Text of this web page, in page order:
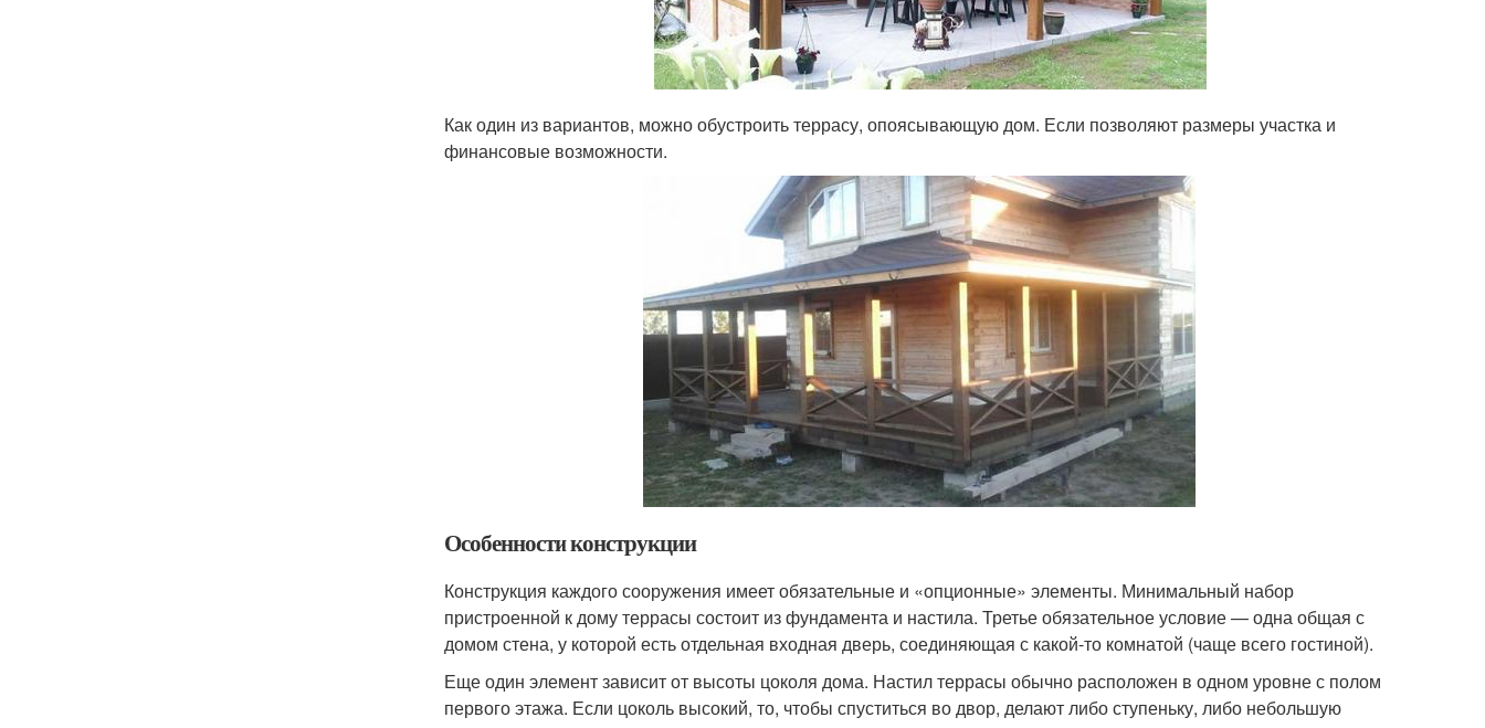
Как один из вариантов, можно обустроить террасу, опоясывающую дом. Если позволяют размеры участка и
финансовые возможности.
Особенности конструкции
Конструкция каждого сооружения имеет обязательные и «опционные» элементы. Минимальный набор
пристроенной к дому террасы состоит из фундамента и настила. Третье обязательное условие — одна общая с
домом стена, у которой есть отдельная входная дверь, соединяющая с какой-то комнатой (чаще всего гостиной).
Еще один элемент зависит от высоты цоколя дома. Настил террасы обычно расположен в одном уровне с полом
первого этажа. Если цоколь высокий, то, чтобы спуститься во двор, делают либо ступеньку, либо небольшую